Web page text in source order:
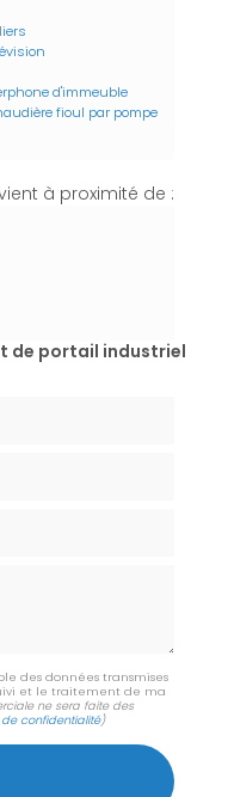
d'immeuble
fioul par pompe
à proximité de :
de portail industriel
des données transmises
et le traitement de ma
ne sera faite des
confidentialité)